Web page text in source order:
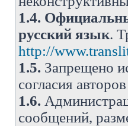
1.4.
русский язык.
http://
1.5. Запрещено
согласия
1.6.
сообщений,